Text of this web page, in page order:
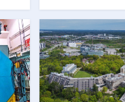
速
，
亿
位
金
米望
家
智能框架，预测微
子器件的性能和寿
化图，这是一个基
智能框架，它整合
高性能计算，用于
响微电子器件的性
ChatGPT 提供。)
智能手机、笔记本